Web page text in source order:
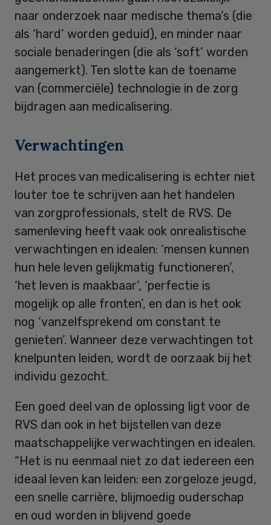
naar onderzoek naar medische thema’s (die
als ‘hard’ worden geduid), en minder naar
sociale benaderingen (die als ‘soft’ worden
aangemerkt). Ten slotte kan de toename
van (commerciële) technologie in de zorg
bijdragen aan medicalisering.
Verwachtingen
Het proces van medicalisering is echter niet
louter toe te schrijven aan het handelen
van zorgprofessionals, stelt de RVS. De
samenleving heeft vaak ook onrealistische
verwachtingen en idealen: ‘mensen kunnen
hun hele leven gelijkmatig functioneren’,
‘het leven is maakbaar’, ‘perfectie is
mogelijk op alle fronten’, en dan is het ook
nog ‘vanzelfsprekend om constant te
genieten’. Wanneer deze verwachtingen tot
knelpunten leiden, wordt de oorzaak bij het
individu gezocht.
Een goed deel van de oplossing ligt voor de
RVS dan ook in het bijstellen van deze
maatschappelijke verwachtingen en idealen.
“Het is nu eenmaal niet zo dat iedereen een
ideaal leven kan leiden: een zorgeloze jeugd,
een snelle carrière, blijmoedig ouderschap
en oud worden in blijvend goede